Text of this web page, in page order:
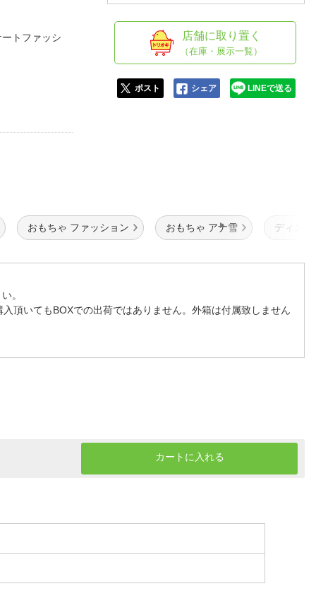
トファッシ 店舗に取り置く
（在庫・展示一覧）
ポスト シェア LINEで送る
おもちゃ ファッション おもちゃ アナ雪 ディズ
。
頂いてもBOXでの出荷ではありません。外箱は付属致しません
カートに入れる